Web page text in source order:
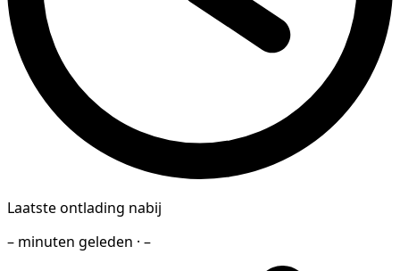
Laatste ontlading nabij
– minuten geleden · –